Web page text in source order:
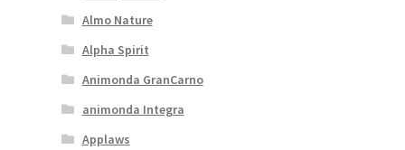
Almo Nature
Alpha Spirit
Animonda GranCarno
animonda Integra
Applaws